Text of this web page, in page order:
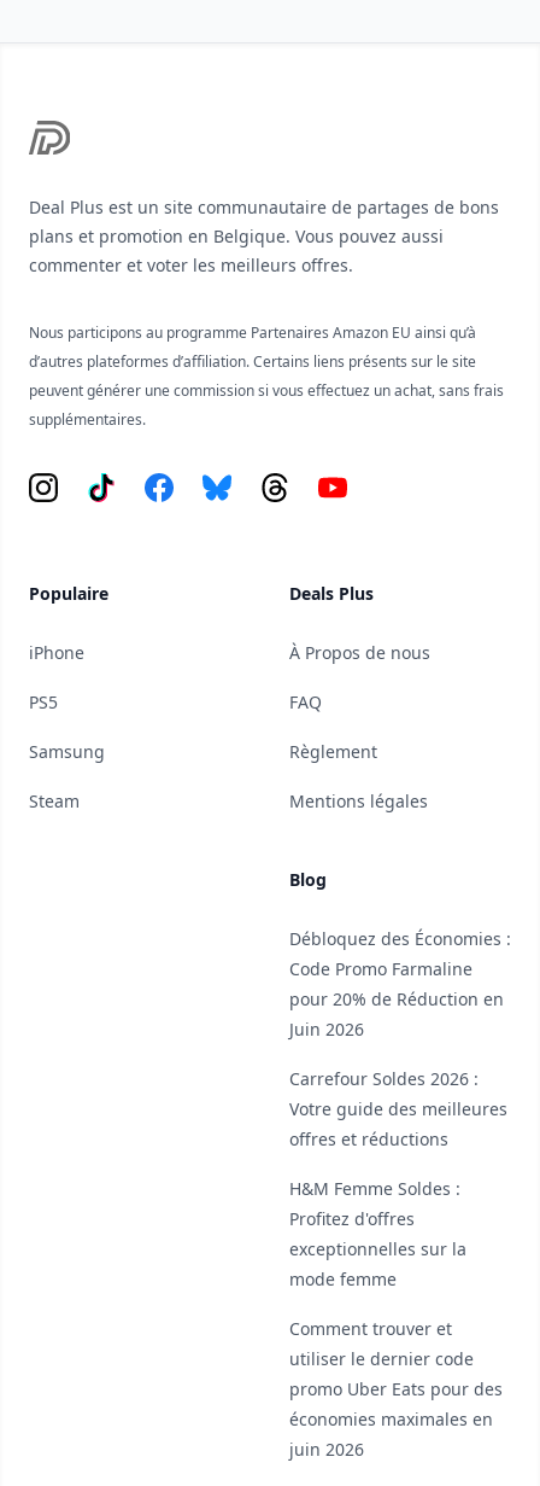
Deal Plus est un site communautaire de partages de bons
plans et promotion en Belgique. Vous pouvez aussi
commenter et voter les meilleurs offres.
Nous participons au programme Partenaires Amazon EU ainsi qu’à
d’autres plateformes d’affiliation. Certains liens présents sur le site
peuvent générer une commission si vous effectuez un achat, sans frais
supplémentaires.
Instagram
Tiktok FacebookBlueskyThreadsYouTube
Populaire
iPhone
PS5
Samsung
Steam
Deals Plus
À Propos de nous
FAQ
Règlement
Mentions légales
Blog
Débloquez des Économies :
Code Promo Farmaline
pour 20% de Réduction en
Juin 2026
Carrefour Soldes 2026 :
Votre guide des meilleures
offres et réductions
H&M Femme Soldes :
Profitez d'offres
exceptionnelles sur la
mode femme
Comment trouver et
utiliser le dernier code
promo Uber Eats pour des
économies maximales en
juin 2026